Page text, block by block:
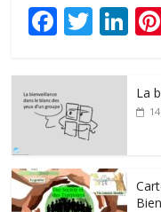
F
e
b
o
o
k
T
itt
er
Li
e
La